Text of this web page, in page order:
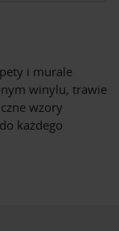
i murale
winylu, trawie
wzory
każdego